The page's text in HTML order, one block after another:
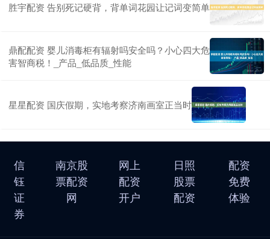
胜宇配资 告别死记硬背，背单词花园让记词变简单
鼎配配资 婴儿消毒柜有辐射吗安全吗？小心四大危
害智商税！_产品_低品质_性能
星星配资 国庆假期，实地考察济南画室正当时
信
钰
证
券
南京股
票配资
网
网上
配资
开户
日照
股票
配资
配资
免费
体验